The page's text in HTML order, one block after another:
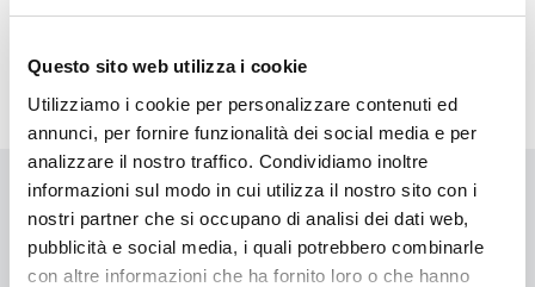
Questo sito web utilizza i cookie
Utilizziamo i cookie per personalizzare contenuti ed
annunci, per fornire funzionalità dei social media e per
analizzare il nostro traffico. Condividiamo inoltre
informazioni sul modo in cui utilizza il nostro sito con i
nostri partner che si occupano di analisi dei dati web,
pubblicità e social media, i quali potrebbero combinarle
con altre informazioni che ha fornito loro o che hanno
Druckpreis
5,735€ 5,637€ 5,545€ 5,457€ 5,375€
Sie haben nicht gefunden, wonach Sie suchen?
Kontaktieren Sie uns, wenn Sie Hilfe benötigen, oder fordern Sie
Ihre kundenspezifische Bestellung an